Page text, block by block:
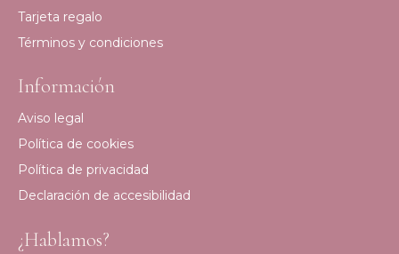
Tarjeta regalo
Términos y condiciones
Información
Aviso legal
Política de cookies
Política de privacidad
Declaración de accesibilidad
¿Hablamos?